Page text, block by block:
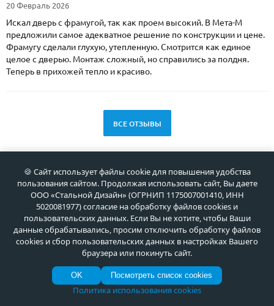
20 Февраль 2026
Искал дверь с фрамугой, так как проем высокий. В Мета-М
предложили самое адекватное решение по конструкции и цене.
Фрамугу сделали глухую, утепленную. Смотрится как единое
целое с дверью. Монтаж сложный, но справились за полдня.
Теперь в прихожей тепло и красиво.
ВСЕ ОТЗЫВЫ
НОВАЯ КОЛЛЕКЦИЯ 2025 от Meta
Уникальные в России стальные двери с современной
стильной 3D-отделкой!
ВСЕ ПРЕДЛОЖЕНИЯ
🍪 Сайт использует файлы cookie для повышения удобства
пользования сайтом. Продолжая использовать сайт, Вы даете
ООО «Стальной Дизайн» (ОГРНИП 1175007001410, ИНН
5020081977) согласие на обработку файлов cookies и
пользовательских данных. Если Вы не хотите, чтобы Ваши
данные обрабатывались, просим отключить обработку файлов
cookies и сбор пользовательских данных в настройках Вашего
браузера или покинуть сайт.
OK Посмотреть список cookies
Политика использования cookies